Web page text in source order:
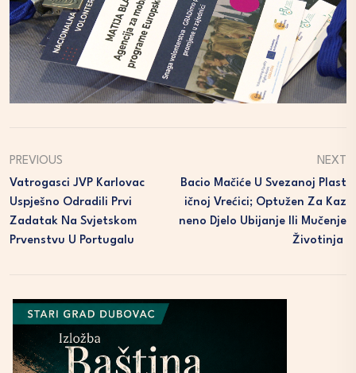
PREVIOUS
Vatrogasci JVP Karlovac
Uspješno Odradili Prvi
Zadatak Na Svjetskom
Prvenstvu U Portugalu
NEXT
Bacio Mačiće U Svezanoj Plast
Ičnoj Vrećici; Optužen Za Kaz
Neno Djelo Ubijanje Ili Mučenje
Životinja